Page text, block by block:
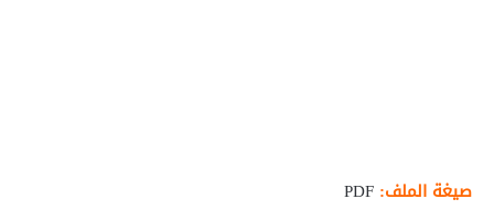
صيغة الملف: